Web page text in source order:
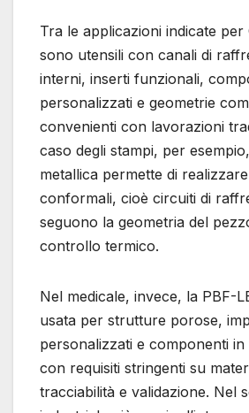
Tra le applicazioni indicate per
sono utensili con canali di
interni, inserti funzionali,
personalizzati e geometrie
convenienti con lavorazioni
caso degli stampi, per
metallica permette di
conformali, cioè circuiti di
seguono la geometria del
controllo termico.
Nel medicale, invece, la PBF-
usata per strutture porose,
personalizzati e componenti in
con requisiti stringenti su
tracciabilità e validazione. Nel